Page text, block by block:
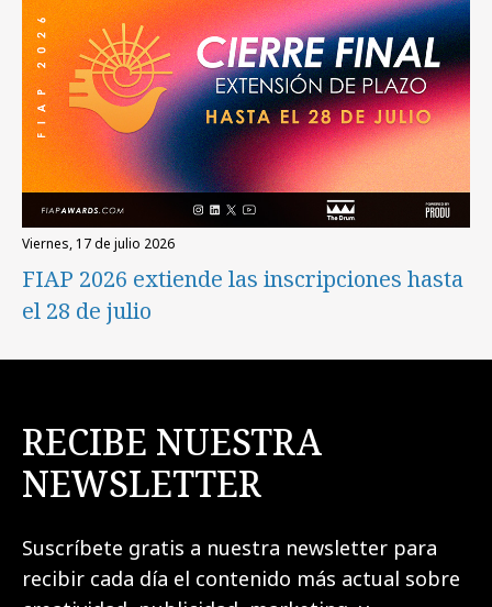
viernes, 17 de julio 2026
FIAP 2026 extiende las inscripciones hasta
el 28 de julio
RECIBE NUESTRA
NEWSLETTER
Suscríbete gratis a nuestra newsletter para
recibir cada día el contenido más actual sobre